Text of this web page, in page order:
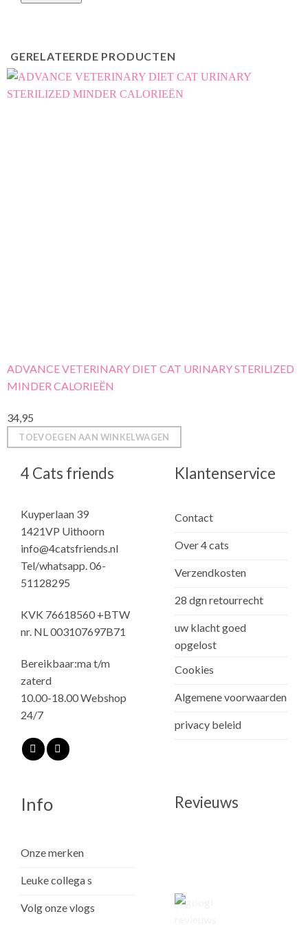
GERELATEERDE PRODUCTEN
ADVANCE VETERINARY DIET CAT URINARY STERILIZED
MINDER CALORIEËN
34,95
TOEVOEGEN AAN WINKELWAGEN
4 Cats friends
Kuyperlaan 39
1421VP Uithoorn
info@4catsfriends.nl
Tel/whatsapp. 06-
51128295
KVK 76618560 +BTW
nr. NL 003107697B71
Bereikbaar:ma t/m
zaterd
10.00-18.00 Webshop
24/7
Klantenservice
Contact
Over 4 cats
Verzendkosten
28 dgn retourrecht
uw klacht goed
opgelost
Cookies
Algemene voorwaarden
privacy beleid
Info
Onze merken
Leuke collega s
Volg onze vlogs
Revieuws